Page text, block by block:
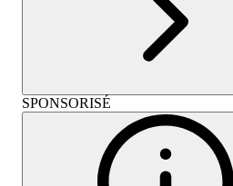
SPONSORISÉ